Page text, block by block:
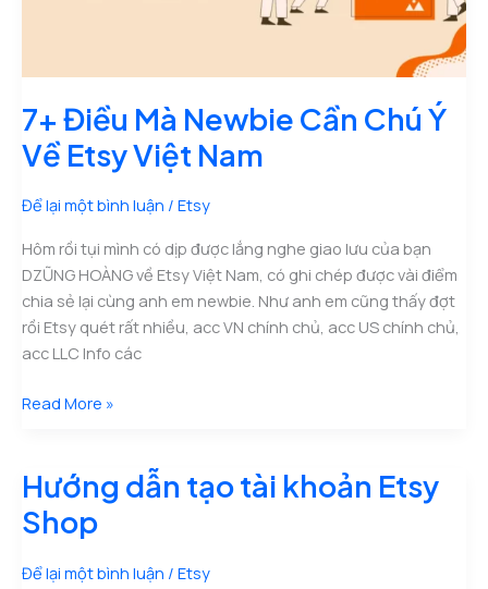
7+ Điều Mà Newbie Cần Chú Ý
Về Etsy Việt Nam
Để lại một bình luận / Etsy
Hôm rồi tụi mình có dịp được lắng nghe giao lưu của bạn
DZŨNG HOÀNG về Etsy Việt Nam, có ghi chép được vài điểm
chia sẻ lại cùng anh em newbie. Như anh em cũng thấy đợt
rồi Etsy quét rất nhiều, acc VN chính chủ, acc US chính chủ,
acc LLC Info các
7+
Newbie
Cần
Chú
Read More »
Hướng dẫn tạo tài khoản Etsy
Shop
Để lại một bình luận / Etsy